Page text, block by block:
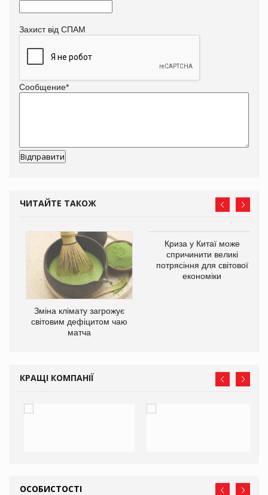
Захист від СПАМ
Сообщение*
ЧИТАЙТЕ ТАКОЖ
Зміна клімату загрожує
світовим дефіцитом чаю
матча
Криза у Китаї може
спричинити великі
потрясіння для світової
економіки
КРАЩІ КОМПАНІЇ
ОСОБИСТОСТІ